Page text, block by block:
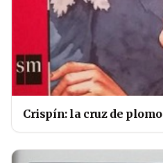
Crispín: la cruz de plomo